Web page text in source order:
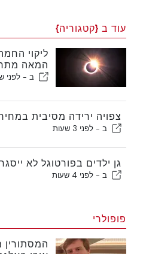
עוד ב {קטגוריה}
ליקוי
המאה
ב - לפני
צפויה ירידה מסיבית
ב - לפני 3 שעות
גן ילדים בפורטוגל לא
ב - לפני 4 שעות
פופולרי
המסתורין